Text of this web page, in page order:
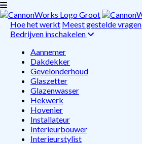
Hoe het werkt Meest gestelde vragen
Bedrijven inschakelen
Aannemer
Dakdekker
Gevelonderhoud
Glaszetter
Glazenwasser
Hekwerk
Hovenier
Installateur
Interieurbouwer
Interieurstylist